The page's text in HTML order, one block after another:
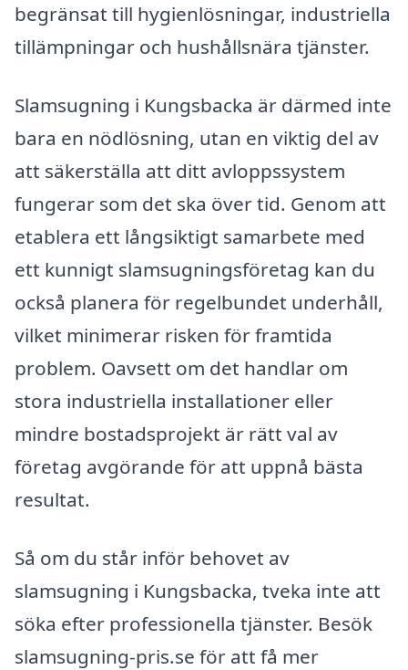
begränsat till hygienlösningar, industriella
tillämpningar och hushållsnära tjänster.
Slamsugning i Kungsbacka är därmed inte
bara en nödlösning, utan en viktig del av
att säkerställa att ditt avloppssystem
fungerar som det ska över tid. Genom att
etablera ett långsiktigt samarbete med
ett kunnigt slamsugningsföretag kan du
också planera för regelbundet underhåll,
vilket minimerar risken för framtida
problem. Oavsett om det handlar om
stora industriella installationer eller
mindre bostadsprojekt är rätt val av
företag avgörande för att uppnå bästa
resultat.
Så om du står inför behovet av
slamsugning i Kungsbacka, tveka inte att
söka efter professionella tjänster. Besök
slamsugning-pris.se för att få mer